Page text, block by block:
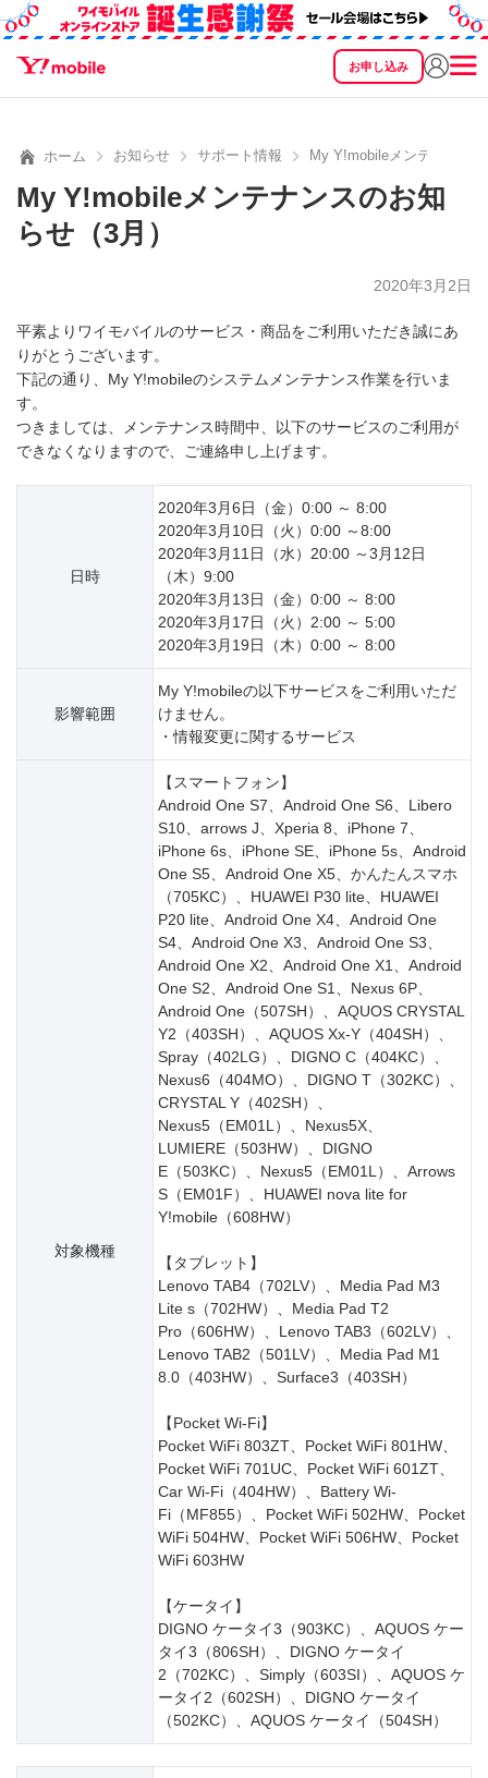
お申し込み
SEARCH
ホーム お知らせ サポート情報 My Y!mobileメンテナンス
My Y!mobileメンテナンスのお知
らせ（3月）
2020年3月2日
平素よりワイモバイルのサービス・商品をご利用いただき誠にあ
りがとうございます。
下記の通り、My Y!mobileのシステムメンテナンス作業を行いま
す。
つきましては、メンテナンス時間中、以下のサービスのご利用が
できなくなりますので、ご連絡申し上げます。
日時
2020年3月6日（金）0:00 ～ 8:00
2020年3月10日（火）0:00 ～8:00
2020年3月11日（水）20:00 ～3月12日
（木）9:00
2020年3月13日（金）0:00 ～ 8:00
2020年3月17日（火）2:00 ～ 5:00
2020年3月19日（木）0:00 ～ 8:00
影響範囲
My Y!mobileの以下サービスをご利用いただ
けません。
・情報変更に関するサービス
対象機種
【スマートフォン】
Android One S7、Android One S6、Libero
S10、arrows J、Xperia 8、iPhone 7、
iPhone 6s、iPhone SE、iPhone 5s、Android
One S5、Android One X5、かんたんスマホ
（705KC）、HUAWEI P30 lite、HUAWEI
P20 lite、Android One X4、Android One
S4、Android One X3、Android One S3、
Android One X2、Android One X1、Android
One S2、Android One S1、Nexus 6P、
Android One（507SH）、AQUOS CRYSTAL
Y2（403SH）、AQUOS Xx-Y（404SH）、
Spray（402LG）、DIGNO C（404KC）、
Nexus6（404MO）、DIGNO T（302KC）、
CRYSTAL Y（402SH）、
Nexus5（EM01L）、Nexus5X、
LUMIERE（503HW）、DIGNO
E（503KC）、Nexus5（EM01L）、Arrows
S（EM01F）、HUAWEI nova lite for
Y!mobile（608HW）
【タブレット】
Lenovo TAB4（702LV）、Media Pad M3
Lite s（702HW）、Media Pad T2
Pro（606HW）、Lenovo TAB3（602LV）、
Lenovo TAB2（501LV）、Media Pad M1
8.0（403HW）、Surface3（403SH）
【Pocket Wi-Fi】
Pocket WiFi 803ZT、Pocket WiFi 801HW、
Pocket WiFi 701UC、Pocket WiFi 601ZT、
Car Wi-Fi（404HW）、Battery Wi-
Fi（MF855）、Pocket WiFi 502HW、Pocket
WiFi 504HW、Pocket WiFi 506HW、Pocket
WiFi 603HW
【ケータイ】
DIGNO ケータイ3（903KC）、AQUOS ケー
タイ3（806SH）、DIGNO ケータイ
2（702KC）、Simply（603SI）、AQUOS ケ
ータイ2（602SH）、DIGNO ケータイ
（502KC）、AQUOS ケータイ（504SH）